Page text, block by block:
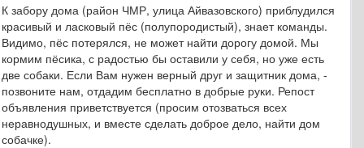
К забору дома (район ЧМР, улица Айвазовского) приблудился
красивый и ласковый пёс (полупородистый), знает команды.
Видимо, пёс потерялся, не может найти дорогу домой. Мы
кормим пёсика, с радостью бы оставили у себя, но уже есть
две собаки. Если Вам нужен верный друг и защитник дома, -
позвоните нам, отдадим бесплатно в добрые руки. Репост
объявления приветствуется (просим отозваться всех
неравнодушных, и вместе сделать доброе дело, найти дом
собачке).